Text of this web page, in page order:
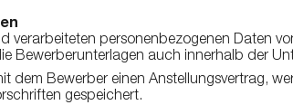
verarbeiteten personenbezogenen Daten
Bewerberunterlagen auch innerhalb der
dem Bewerber einen Anstellungsvertrag,
gespeichert.